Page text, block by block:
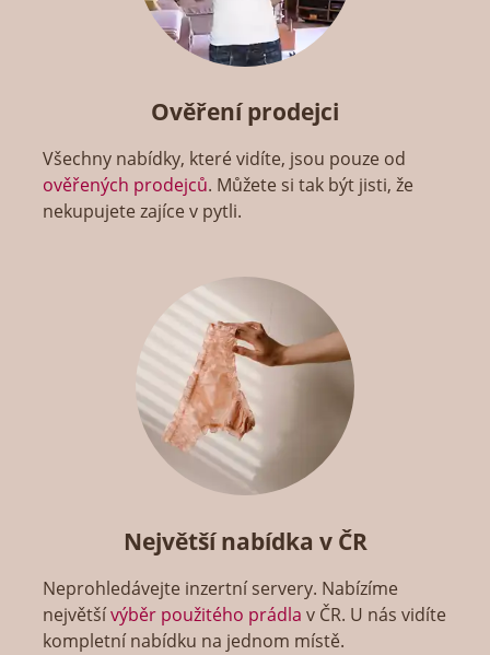
Ověření prodejci
Všechny nabídky, které vidíte, jsou pouze od
ověřených prodejců. Můžete si tak být jisti, že
nekupujete zajíce v pytli.
Největší nabídka v ČR
Neprohledávejte inzertní servery. Nabízíme
největšívýběr použitého prádla v ČR. U nás vidíte
kompletní nabídku na jednom místě.